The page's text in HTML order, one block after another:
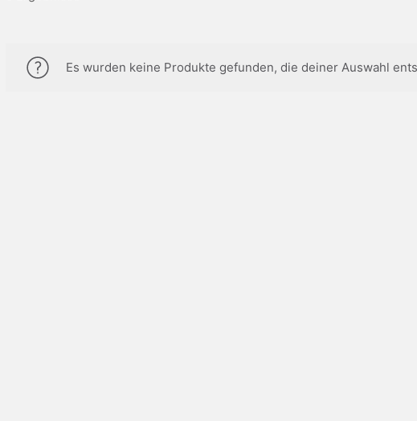
Es wurden keine Produkte gefunden, die deiner Auswahl